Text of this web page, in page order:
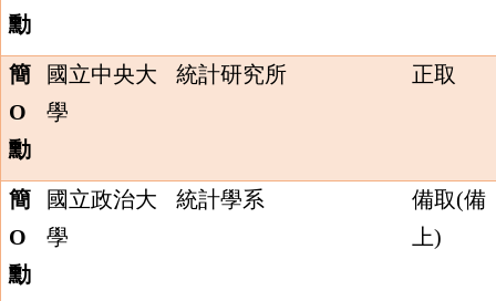
勳
簡
O
勳
國立中央大
學
統計研究所 正取
簡
O
勳
國立政治大
學
統計學系
備取(備
上)